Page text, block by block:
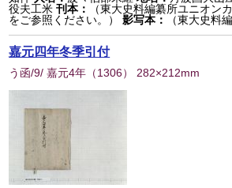
役夫工米 刊本：
（東大史料編纂所ユニオン
をご参照ください。）
影写本： （東大史料編
嘉元四年冬季引付
う函/9/ 嘉元4年 （1306） 282×212mm